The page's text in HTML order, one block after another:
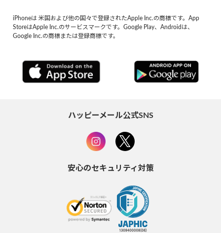
iPhoneは 米国および他の国々で登録されたApple Inc.の商標です。App
StoreはApple Inc.のサービスマークです。Google Play、Androidは、
Google Inc.の商標または登録商標です。
ハッピーメール公式SNS
安心のセキュリティ対策